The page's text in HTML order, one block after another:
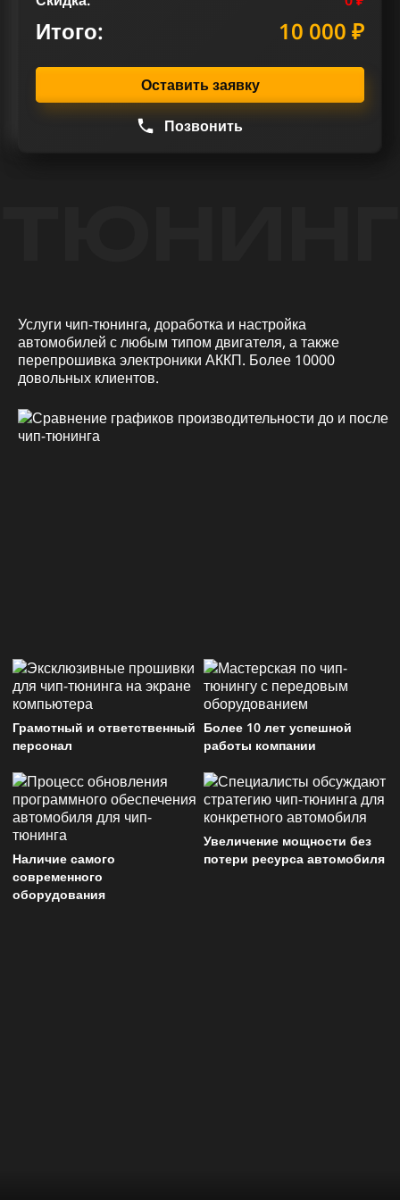
Итого: 10 000 ₽
Оставить заявку
Позвонить
Услуги чип-тюнинга, доработка и настройка
автомобилей с любым типом двигателя, а также
перепрошивка электроники АККП. Более 10000
довольных клиентов.
Грамотный и ответственный
персонал
Более 10 лет успешной
работы компании
Наличие самого
современного
оборудования
Увеличение мощности без
потери ресурса автомобиля